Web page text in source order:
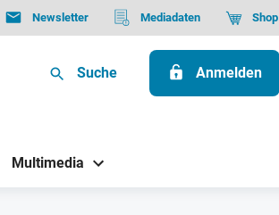
Newsletter Mediadaten Shop
Suche Anmelden
Multimedia